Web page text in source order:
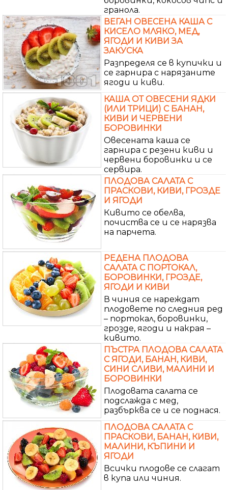
гранола.
ВЕГАН ОВЕСЕНА КАША С
КИСЕЛО МЛЯКО, МЕД,
ЯГОДИ И КИВИ ЗА
ЗАКУСКА
Разпределя се в купички и
се гарнира с нарязаните
ягоди и киви.
КАША ОТ ОВЕСЕНИ ЯДКИ
(ИЛИ ТРИЦИ) С БАНАН,
КИВИ И ЧЕРВЕНИ
БОРОВИНКИ
Овесената каша се
гарнира с резени киви и
червени боровинки и се
сервира.
ПЛОДОВА САЛАТА С
ПРАСКОВИ, КИВИ, ГРОЗДЕ
И ЯГОДИ
Кивито се обелва,
почиства се и се нарязва
на парчета.
РЕДЕНА ПЛОДОВА
САЛАТА С ПОРТОКАЛ,
БОРОВИНКИ, ГРОЗДЕ,
ЯГОДИ И КИВИ
В чиния се нареждат
плодовете по следния ред
– портокал, боровинки,
грозде, ягоди и накрая –
кивито.
ПЪСТРА ПЛОДОВА САЛАТА
С ЯГОДИ, БАНАН, КИВИ,
СИНИ СЛИВИ, МАЛИНИ И
БОРОВИНКИ
Плодовата салата се
подслажда с мед,
разбърква се и се поднася.
ПЛОДОВА САЛАТА С
ПРАСКОВИ, БАНАН, КИВИ,
МАЛИНИ, КЪПИНИ И
ЯГОДИ
Всички плодове се слагат
в купа или чиния.